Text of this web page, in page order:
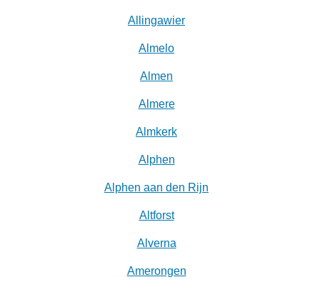
Allingawier
Almelo
Almen
Almere
Almkerk
Alphen
Alphen aan den Rijn
Altforst
Alverna
Amerongen